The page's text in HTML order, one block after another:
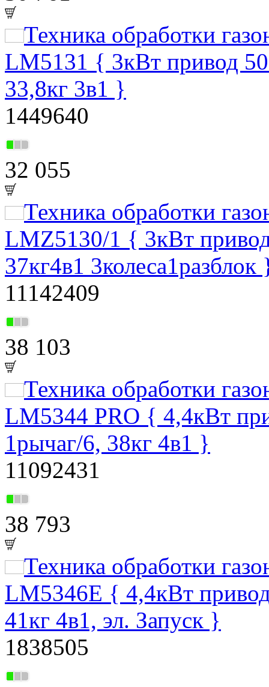
Техника обработки
LM5131 { 3кВт привод
33,8кг 3в1 }
1449640
32 055
Техника обработки
LMZ5130/1 { 3кВт
37кг4в1 3колеса1разблок
11142409
38 103
Техника обработки
LM5344 PRO { 4,4кВт
1рычаг/6, 38кг 4в1 }
11092431
38 793
Техника обработки
LM5346E { 4,4кВт
41кг 4в1, эл. Запуск }
1838505